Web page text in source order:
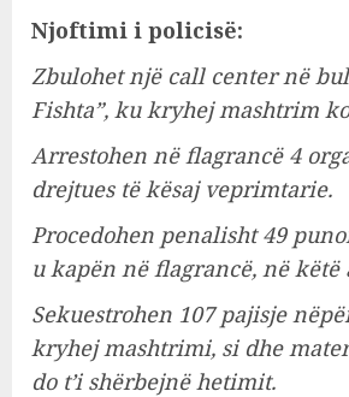
Njoftimi i policisë:
Zbulohet një call center në
Fishta”, ku kryhej mashtrim
Arrestohen në flagrancë 4
drejtues të kësaj veprimtarie.
Procedohen penalisht 49
u kapën në flagrancë, në këtë
Sekuestrohen 107 pajisje
kryhej mashtrimi, si dhe
do t’i shërbejnë hetimit.